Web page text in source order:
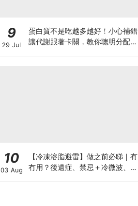
9
29 Jul
蛋白質不是吃越多越好！小心補錯
讓代謝跟著卡關，教你聰明分配三
10
03 Aug
【冷凍溶脂避雷】做之前必睇｜有
冇用？後遺症、禁忌＋冷微波、雙